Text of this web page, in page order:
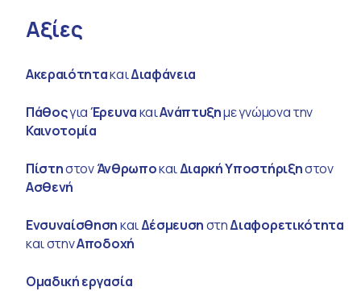
Αξίες
ΑκεραιότητακαιΔιαφάνεια
ΠάθοςγιαΈρευνακαιΑνάπτυξημε γνώμονα την
Καινοτομία
ΠίστηστονΆνθρωποκαιΔιαρκή Υποστήριξηστον
Ασθενή
ΕνσυναίσθησηκαιΔέσμευσηστηΔιαφορετικότητα
και στηνΑποδοχή
Ομαδική εργασία